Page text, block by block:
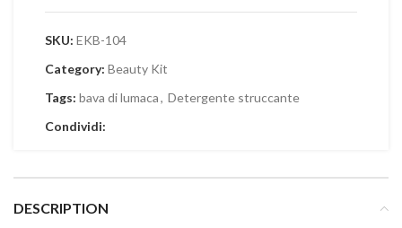
SKU: EKB-104
Category: Beauty Kit
Tags: bava di lumaca, Detergente struccante
Condividi:
DESCRIPTION